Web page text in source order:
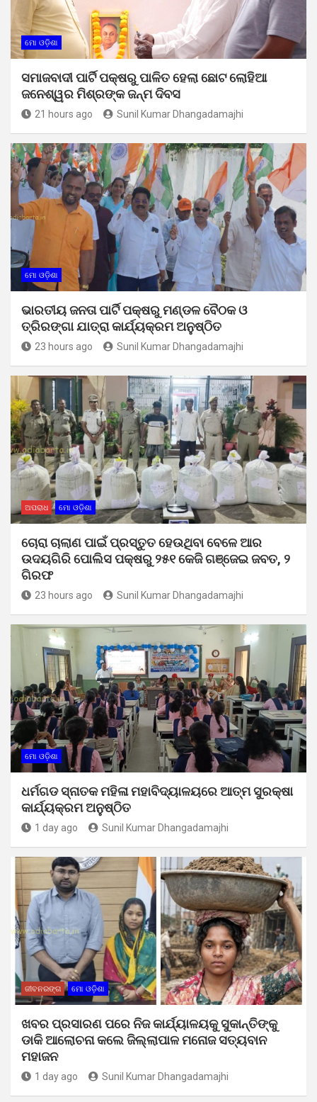
ମୋ ଓଡ଼ିଶା
ସମାଜବାଦୀ ପାର୍ଟି ପକ୍ଷରୁ ପାଳିତ ହେଲା ଛୋଟ ଲୋହିଆ
ଜନେଶ୍ୱର ମିଶ୍ରଙ୍କ ଜନ୍ମ ଦିବସ
21 hours ago Sunil Kumar Dhangadamajhi
ମୋ ଓଡ଼ିଶା
ଭାରତୀୟ ଜନତା ପାର୍ଟି ପକ୍ଷରୁ ମଣ୍ଡଳ ବୈଠକ ଓ
ତ୍ରିରଙ୍ଗା ଯାତ୍ରା କାର୍ଯ୍ୟକ୍ରମ ଅନୁଷ୍ଠିତ
23 hours ago Sunil Kumar Dhangadamajhi
ଅପରାଧ ମୋ ଓଡ଼ିଶା
ଚୋରା ଚାଲାଣ ପାଇଁ ପ୍ରସ୍ତୁତ ହେଉଥିବା ବେଳେ ଆର
ଉଦୟଗିରି ପୋଲିସ ପକ୍ଷରୁ ୨୫୧ କେଜି ଗଞ୍ଜେଇ ଜବତ, ୨
ଗିରଫ
23 hours ago Sunil Kumar Dhangadamajhi
ମୋ ଓଡ଼ିଶା
ଧର୍ମଗଡ ସ୍ନାତକ ମହିଳା ମହାବିଦ୍ୟାଳୟରେ ଆତ୍ମ ସୁରକ୍ଷା
କାର୍ଯ୍ୟକ୍ରମ ଅନୁଷ୍ଠିତ
1 day ago Sunil Kumar Dhangadamajhi
ଜୀବନରଙ୍ଗ ମୋ ଓଡ଼ିଶା
ଖବର ପ୍ରସାରଣ ପରେ ନିଜ କାର୍ଯ୍ୟାଳୟକୁ ସୁକାନ୍ତିଙ୍କୁ
ଡାକି ଆଲୋଚନା କଲେ ଜିଲ୍ଲାପାଳ ମନୋଜ ସତ୍ୟବାନ
ମହାଜନ
1 day ago Sunil Kumar Dhangadamajhi